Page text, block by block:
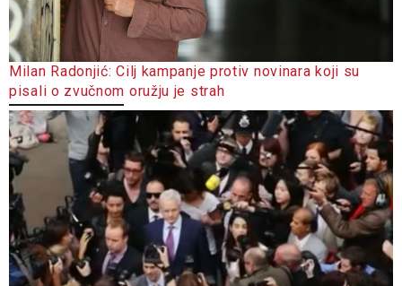
Milan Radonjić: Cilj kampanje protiv novinara koji su
pisali o zvučnom oružju je strah